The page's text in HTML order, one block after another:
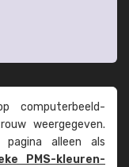
computer­beeld­
weer­gegeven.
pagina alleen als
PMS-kleuren­